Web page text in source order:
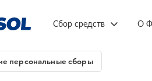
Сбор средств О
персональные сборы